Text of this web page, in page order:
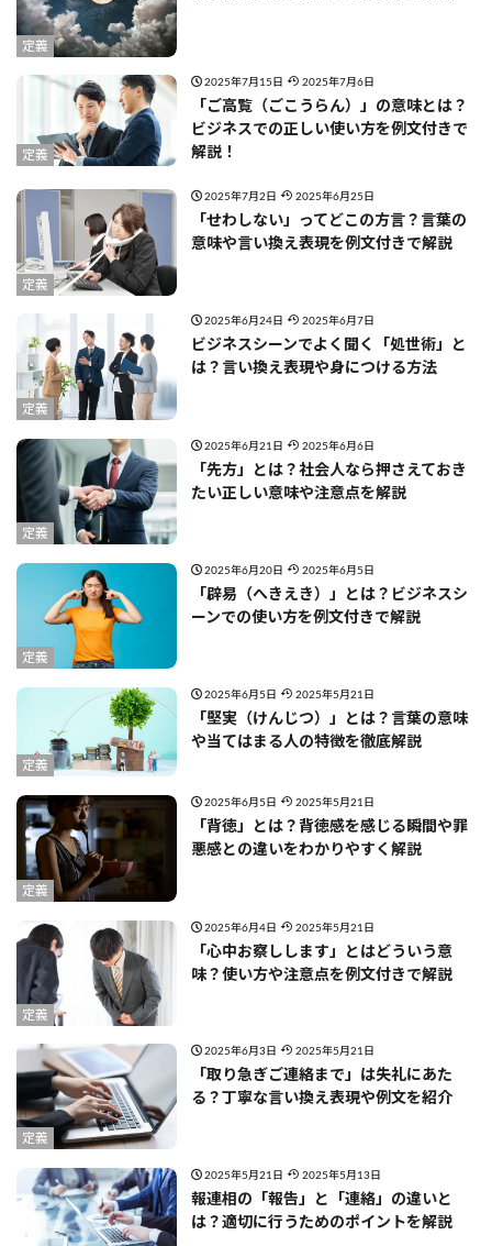
定義
定義
2025年7月15日 2025年7月6日
「ご高覧（ごこうらん）」の意味とは？
ビジネスでの正しい使い方を例文付きで
解説！
定義
2025年7月2日 2025年6月25日
「せわしない」ってどこの方言？言葉の
意味や言い換え表現を例文付きで解説
定義
2025年6月24日 2025年6月7日
ビジネスシーンでよく聞く「処世術」と
は？言い換え表現や身につける方法
定義
2025年6月21日 2025年6月6日
「先方」とは？社会人なら押さえておき
たい正しい意味や注意点を解説
定義
2025年6月20日 2025年6月5日
「辟易（へきえき）」とは？ビジネスシ
ーンでの使い方を例文付きで解説
定義
2025年6月5日 2025年5月21日
「堅実（けんじつ）」とは？言葉の意味
や当てはまる人の特徴を徹底解説
定義
2025年6月5日 2025年5月21日
「背徳」とは？背徳感を感じる瞬間や罪
悪感との違いをわかりやすく解説
定義
2025年6月4日 2025年5月21日
「心中お察しします」とはどういう意
味？使い方や注意点を例文付きで解説
定義
2025年6月3日 2025年5月21日
「取り急ぎご連絡まで」は失礼にあた
る？丁寧な言い換え表現や例文を紹介
2025年5月21日 2025年5月13日
報連相の「報告」と「連絡」の違いと
は？適切に行うためのポイントを解説